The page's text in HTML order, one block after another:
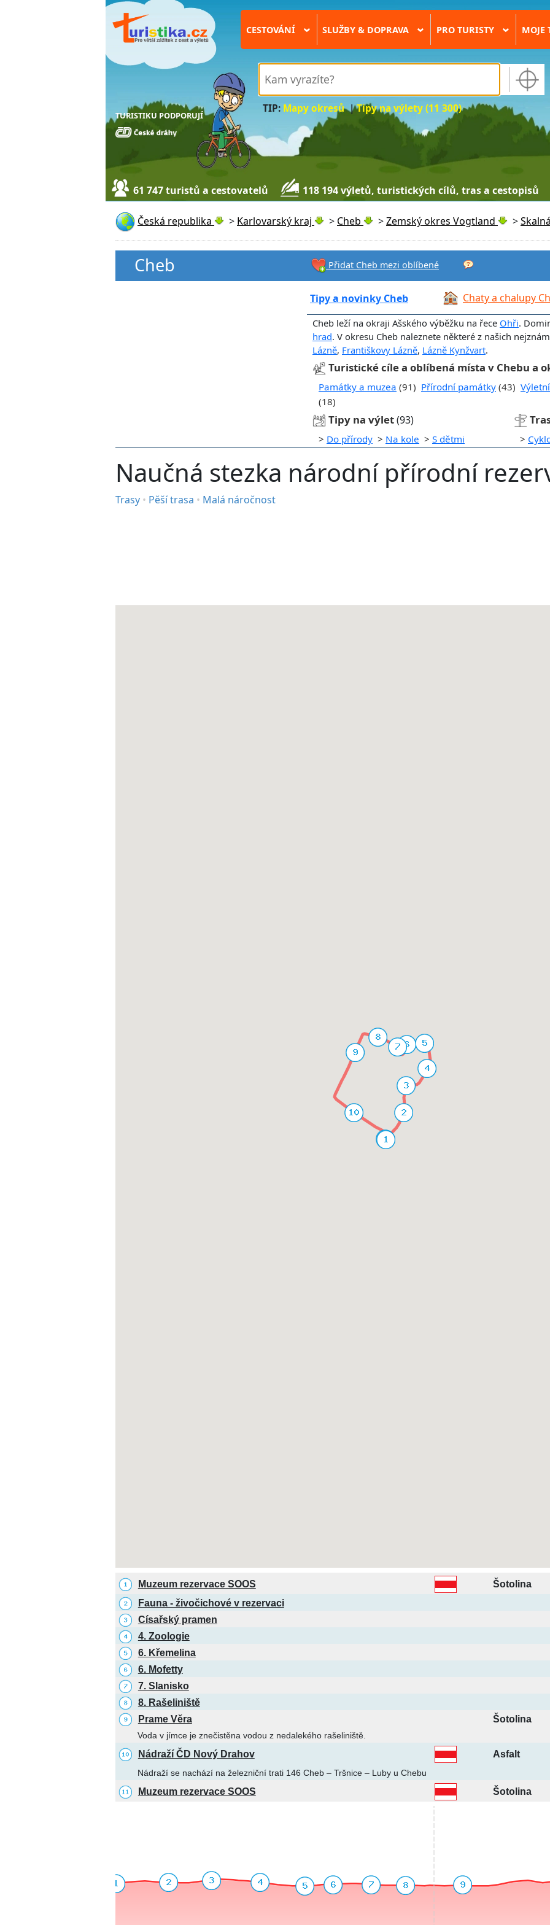
TURISTIKU PODPORUJÍ
CESTOVÁNÍ › SLUŽBY & DOPRAVA › PRO TURISTY › MOJE
TIP: Mapy okresů|Tipy na výlety (11 300)
61 747 turistů a cestovatelů 118 194 výletů, turistických cílů, tras a cestopisů
Česká republika > Karlovarský kraj > Cheb >Zemský okres Vogtland >Skalná
Cheb Přidat Cheb mezi oblíbené
Tipy a novinky Cheb Chaty a chalupy
Cheb leží na okraji Ašského výběžku na řece Ohři.
hrad. V okresu Cheb naleznete některé z našich
Lázně, Františkovy Lázně, Lázně Kynžvart.
Turistické cíle a oblíbená místa v Chebu a
Památky a muzea (91) Přírodní památky (43)
(18)
Tipy na výlet(93)
> Do přírody > Na kole > S dětmi >
Naučná stezka národní přírodní
Trasy • Pěší trasa • Malá náročnost
Muzeum rezervace SOOS Šotolina
Fauna - živočichové v rezervaci
Císařský pramen
4. Zoologie
6. Křemelina
6. Mofetty
7. Slanisko
8. Rašeliniště
Prame Věra
Šotolina
Voda v jímce je znečistěna vodou z nedalekého rašeliniště.
Nádraží ČD Nový Drahov Asfalt
Nádraží se nachází na železniční trati 146 Cheb – Tršnice – Luby u Chebu
Muzeum rezervace SOOS Šotolina